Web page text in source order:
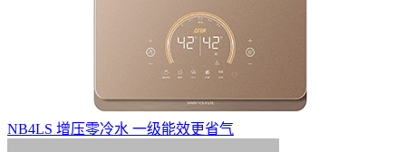
NB4LS 增压零冷水 一级能效更省气